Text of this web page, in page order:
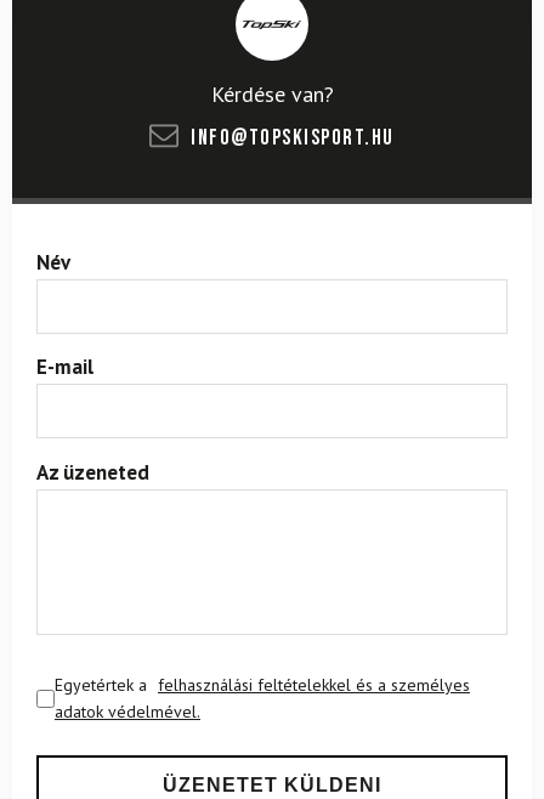
Kérdése van?
info@topskisport.hu
Név
E-mail
Az üzeneted
Egyetértek a felhasználási feltételekkel és a személyes
adatok védelmével.